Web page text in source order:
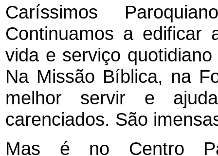
Caríssimos
Continuamos a edificar
vida e serviço
Na Missão Bíblica, na
melhor servir e
carenciados. São
Mas é no Centro